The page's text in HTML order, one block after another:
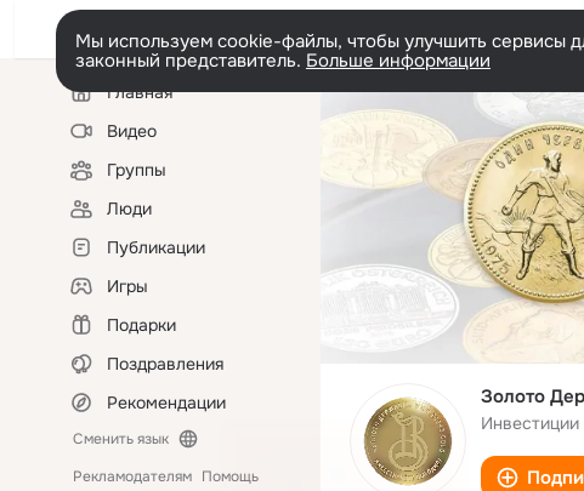
Мы используем cookie-файлы, чтобы улучшить сервисы
законный представитель. Больше информации
Левая
колонкаГлавная
Видео
Группы
Люди
Публикации
Игры
Подарки
Поздравления
Рекомендации
Сменить язык
Рекламодателям Помощь
Золото
Инвестиции